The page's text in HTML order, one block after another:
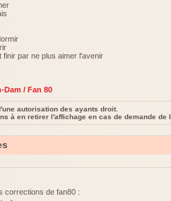
finir par ne plus aimer l'avenir
Dam / Fan 80
autorisation des ayants droit.
à en retirer l'affichage en cas de demande de
corrections de fan80 :